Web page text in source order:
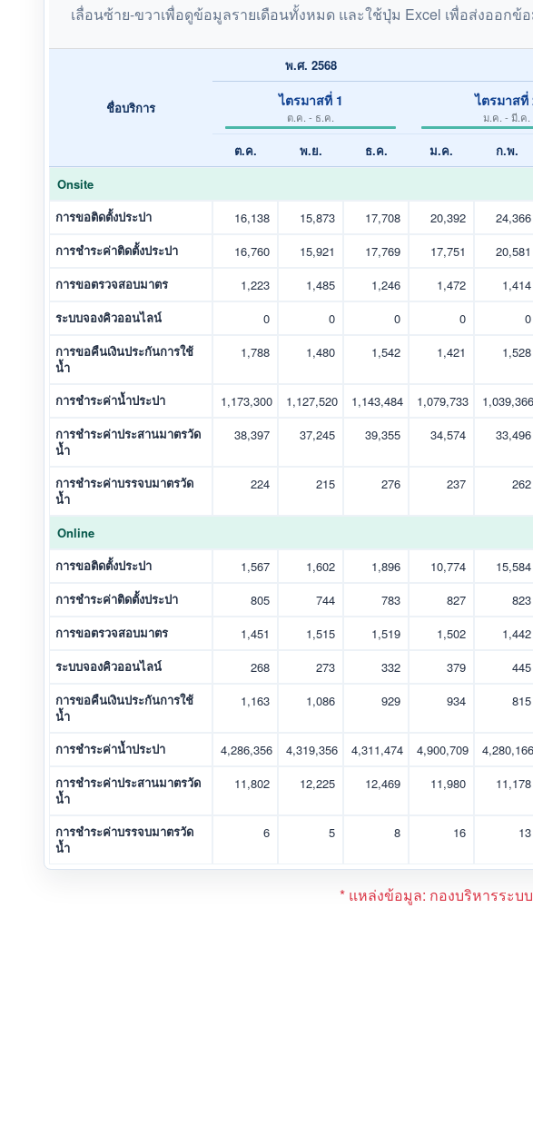
เลื่อนซ้าย-ขวาเพื่อดูข้อมูลรายเดือนทั้งหมด และใช้ปุ่ม Excel เพื่อส่งออกข้
ชื่อบริการ
พ.ศ. 2568
ไตรมาสที่ 1
ต.ค. - ธ.ค.
ไตรมาสที่
ม.ค. - มี.ค.
ต.ค. พ.ย. ธ.ค. ม.ค. ก.พ.
Onsite
การขอติดตั้งประปา
16,138 15,873 17,708 20,392 24,366
การชำระค่าติดตั้งประปา
16,760 15,921 17,769 17,751 20,581
การขอตรวจสอบมาตร
1,223 1,485 1,246 1,472 1,414
ระบบจองคิวออนไลน์
0 0 0 0 0
การขอคืนเงินประกันการใช้
น้ำ
1,788 1,480 1,542 1,421 1,528
การชำระค่าน้ำประปา 1,173,300 1,127,520 1,143,484 1,079,733 1,039,366
การชำระค่าประสานมาตรวัด
น้ำ
38,397 37,245 39,355 34,574 33,496
การชำระค่าบรรจบมาตรวัด
น้ำ
224 215 276 237 262
Online
การขอติดตั้งประปา
1,567 1,602 1,896 10,774 15,584
การชำระค่าติดตั้งประปา
805 744 783 827 823
การขอตรวจสอบมาตร
1,451 1,515 1,519 1,502 1,442
ระบบจองคิวออนไลน์
268 273 332 379 445
การขอคืนเงินประกันการใช้
น้ำ
1,163 1,086 929 934 815
การชำระค่าน้ำประปา 4,286,356 4,319,356 4,311,474 4,900,709 4,280,166
การชำระค่าประสานมาตรวัด
น้ำ
11,802 12,225 12,469 11,980 11,178
การชำระค่าบรรจบมาตรวัด
น้ำ
6 5 8 16 13
* แหล่งข้อมูล: กองบริหารระ